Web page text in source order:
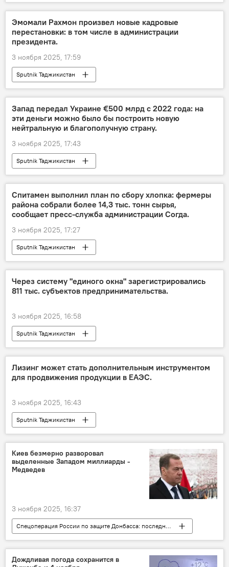
Эмомали Рахмон произвел новые кадровые
перестановки: в том числе в администрации
президента.
3 ноября 2025, 17:59
Sputnik Таджикистан
Запад передал Украине €500 млрд с 2022 года: на
эти деньги можно было бы построить новую
нейтральную и благополучную страну.
3 ноября 2025, 17:43
Sputnik Таджикистан
Спитамен выполнил план по сбору хлопка: фермеры
района собрали более 14,3 тыс. тонн сырья,
сообщает пресс-служба администрации Согда.
3 ноября 2025, 17:27
Sputnik Таджикистан
Через систему "единого окна" зарегистрировались
811 тыс. субъектов предпринимательства.
3 ноября 2025, 16:58
Sputnik Таджикистан
Лизинг может стать дополнительным инструментом
для продвижения продукции в ЕАЭС.
3 ноября 2025, 16:43
Sputnik Таджикистан
Киев безмерно разворовал
выделенные Западом миллиарды -
Медведев
3 ноября 2025, 16:37
Спецоперация России по защите Донбасса: последние новости
Украина
Россия
Дмитрий Медведев
Европа и ЕС
Дождливая погода сохранится в